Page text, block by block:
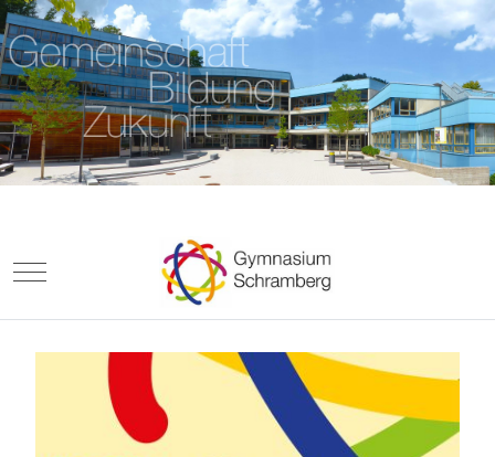
Mobile Menu Toggle